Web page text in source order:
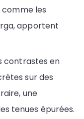
comme les
apportent
contrastes en
sur des
une
tenues épurées.